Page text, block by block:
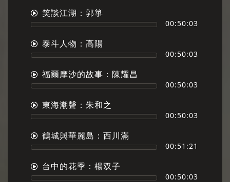
笑談江湖：郭箏
00:50:03
泰斗人物：高陽
00:50:03
福爾摩沙的故事：陳耀昌
00:50:03
東海潮聲：朱和之
00:50:03
鶴城與華麗島：西川滿
00:51:21
台中的花季：楊双子
00:50:03